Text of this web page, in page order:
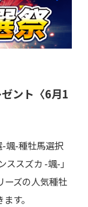
ント〈6月1
颯-種牡馬選択
スズカ -颯-」
ーズの人気種牡
す。